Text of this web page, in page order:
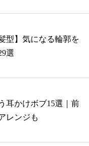
型】気になる輪郭を
選
耳かけボブ15選｜前
レンジも